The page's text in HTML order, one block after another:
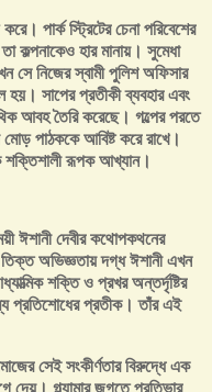
পার্ক স্ট্রিটের চেনা পরিবেশের
হার মানায়। সুমেধা
সে নিজের স্বামী পুলিশ অফিসার
সাপের প্রতীকী ব্যবহার এবং
আবহ তৈরি করেছে। গল্পের পরতে
পাঠককে আবিষ্ট করে রাখে।
শক্তিশালী রূপক আখ্যান।
ঈশানী দেবীর কথোপকথনের
তিক্ত অভিজ্ঞতায় দগ্ধ ঈশানী এখন
শক্তি ও প্রখর অন্তর্দৃষ্টির
প্রতিশোধের প্রতীক। তাঁর এই
সেই সংকীর্ণতার বিরুদ্ধে এক